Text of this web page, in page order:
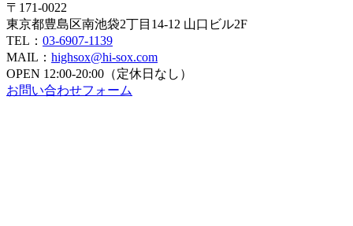
〒171-0022
東京都豊島区南池袋2丁目14-12 山口ビル2F
TEL： 03-6907-1139
MAIL： highsox@hi-sox.com
OPEN 12:00-20:00（定休日なし）
お問い合わせフォーム